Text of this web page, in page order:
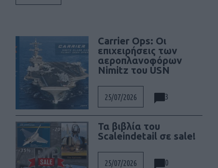
Carrier Ops: Οι
επιχειρήσεις των
αεροπλανοφόρων
Nimitz του USN
25/07/2026 3
Τα βιβλία του
Scaleindetail σε sale!
25/07/2026 0